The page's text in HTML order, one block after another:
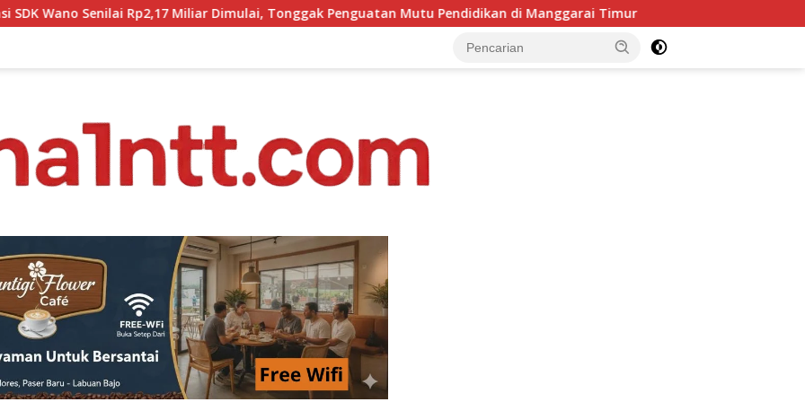
Dimulai, Tonggak Penguatan Mutu Pendidikan di Manggarai Timur PKKMB Inovatif, Komitmen Kampus STIPAS